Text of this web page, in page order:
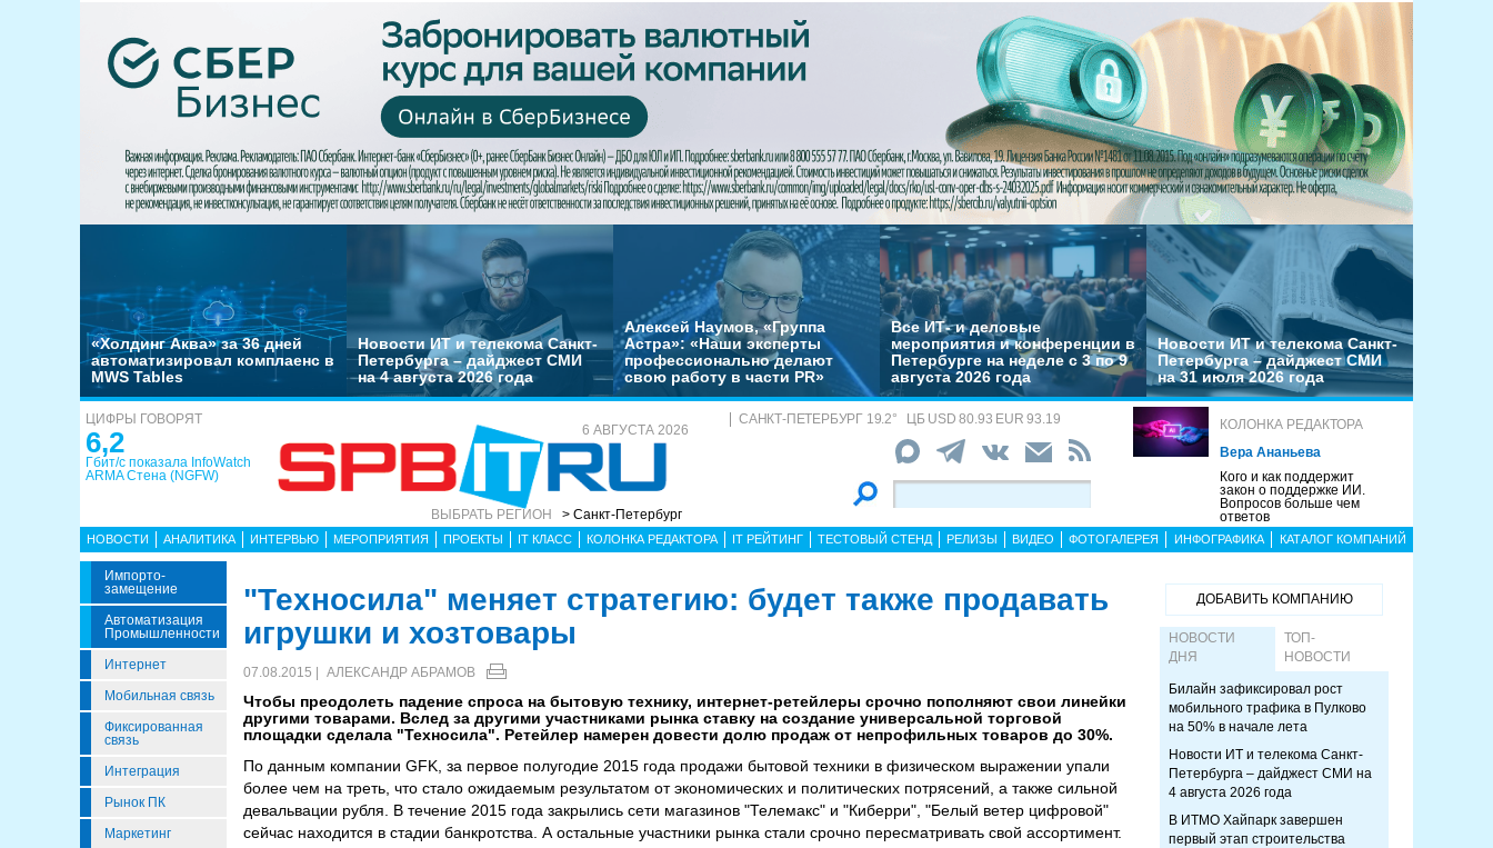
«Холдинг Аква» за 36 дней
автоматизировал комплаенс в
MWS Tables
Новости ИТ и телекома Санкт-
Петербурга – дайджест СМИ
на 4 августа 2026 года
Алексей Наумов, «Группа
Астра»: «Наши эксперты
профессионально делают
свою работу в части PR»
Все ИТ- и деловые
мероприятия и конференции в
Петербурге на неделе с 3 по 9
августа 2026 года
Новости ИТ и телекома Санкт-
Петербурга – дайджест СМИ
на 31 июля 2026 года
ЦИФРЫ ГОВОРЯТ
6,2
Гбит/с показала InfoWatch
ARMA Стена (NGFW)
6 АВГУСТА 2026
ВЫБРАТЬ РЕГИОН > Санкт-Петербург
САНКТ-ПЕТЕРБУРГ 19.2° ЦБ USD 80.93 EUR 93.19
КОЛОНКА РЕДАКТОРА
Вера Ананьева
Кого и как поддержит
закон о поддержке ИИ.
Вопросов больше чем
ответов
НОВОСТИ АНАЛИТИКА ИНТЕРВЬЮ МЕРОПРИЯТИЯ ПРОЕКТЫ IT КЛАСС КОЛОНКА РЕДАКТОРА IT РЕЙТИНГ ТЕСТОВЫЙ СТЕНД РЕЛИЗЫ ВИДЕО ФОТОГАЛЕРЕЯ ИНФОГРАФИКА КАТАЛОГ КОМПАНИЙ
Импорто­
Замещение
Автоматизация
Промышленности
Интернет
Мобильная связь
Фиксированная
связь
Интеграция
Рынок ПК
Маркетинг
"Техносила" меняет стратегию: будет также продавать
игрушки и хозтовары
07.08.2015 | АЛЕКСАНДР АБРАМОВ
Чтобы преодолеть падение спроса на бытовую технику, интернет-ретейлеры срочно пополняют свои линейки
другими товарами. Вслед за другими участниками рынка ставку на создание универсальной торговой
площадки сделала "Техносила". Ретейлер намерен довести долю продаж от непрофильных товаров до 30%.
По данным компании GFK, за первое полугодие 2015 года продажи бытовой техники в физическом выражении упали
более чем на треть, что стало ожидаемым результатом от экономических и политических потрясений, а также сильной
девальвации рубля. В течение 2015 года закрылись сети магазинов "Телемакс" и "Киберри", "Белый ветер цифровой"
сейчас находится в стадии банкротства. А остальные участники рынка стали срочно пересматривать свой ассортимент.
ДОБАВИТЬ КОМПАНИЮ
НОВОСТИ
ДНЯ
ТОП-
НОВОСТИ
Билайн зафиксировал рост
мобильного трафика в Пулково
на 50% в начале лета
Новости ИТ и телекома Санкт-
Петербурга – дайджест СМИ на
4 августа 2026 года
В ИТМО Хайпарк завершен
первый этап строительства